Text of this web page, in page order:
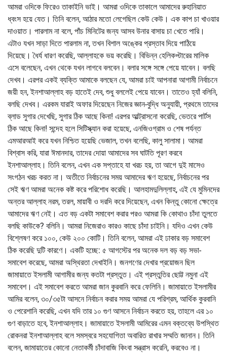
আমরা ওদিকে ফিরেও তাকাইনি ভাই। আমরা ওদিকে তাকালে আমাদের রুহানিয়াত
ধ্বংস হয়ে যেত। তিনি বলেন, আঠার মতো লেগেছিল কেউ কেউ। এক কাপ চা খাওয়ার
দাওয়াত। পারলাম না বলে, পাঁচ মিনিটের জন্য আসব উনার বাসায় চা খেতে পারি।
এটাও যখন সাড়া দিতে পারলাম না, তখন বিশাল অঙ্কের প্রস্তাব দিয়ে পাঠিয়ে
দিয়েছে। ধৈর্য ধারণ করেছি, আল্লাহকে ভয় করেছি। বিভিন্ন হেলিকপ্টারের মালিক
এসে বলেছেন, এখন থেকে যখন লাগবে বলবেন। বলার সঙ্গে সঙ্গে পেয়ে যাবেন। বলছি
দেখব। এরপর একই ব্যক্তি আমাকে বলছেন যে, আমরা চাই আপনারা আগামী নির্বাচনে
জয়ী হন, ইনশাআল্লাহ বড় হাতেই দেব, শুধু বললেই পেয়ে যাবেন। তাতেও হ্যাঁ বলিনি,
বলছি দেখব। এরকম যারাই অফার দিয়েছেন নিজের জ্ঞান-বুদ্ধি অনুযায়ী, প্রথমে তাদের
ব্লাড সুগার দেখেছি, সুগার ঠিক আছে কিনা! এরপর আল্ট্রাসনো করেছি, ভেতরে পার্টস
ঠিক আছে কিনা! সন্দেহ হলে সিটিস্ক্যান করা হয়েছে, এনজিওগ্রাম ও শেষ পর্যন্ত
এমআরআই করে যখন নিশ্চিত হয়েছি ভেজাল, তখন বলেছি, কালু সালামা। আমরা
বিশ্বাস করি, যারা ঈমানদার, তাদের দোয়া আমাদের সব ঘাটতি পূরণ করবে
ইনশাআল্লাহ। তিনি বলেন, এখন এক সপ্তাহে যা খরচ হয়, তা আগে দুই মাসেও
সংগঠন খরচ করত না। অতীতে নির্বাচনের সময় আমাদের ঋণ হয়েছে, নির্বাচনের পর
সেই ঋণ আমরা অনেক কষ্ট করে পরিশোধ করেছি। আলহামদুলিল্লাহ, এই যে মুমিনদের
অন্তর আল্লাহ নরম, তরল, মায়াবী ও দরদি করে দিয়েছেন, এখন কিন্তু কোনো ক্ষেত্রে
আমাদের ঋণ নেই। এত বড় একটা সমাবেশ করার পরও আমরা কি কোথাও চাঁদা তুলতে
বলছি কাউকে? বলিনি। আমরা নিজেরাও কারও কাছে চাঁদা চাইনি। যদিও এখন কেউ
বিশ্লেষণ করে ১০০, কেউ ২০০ কোটি। তিনি বলেন, আমরা এই ঢাকার বড় সমাবেশ
ঠিক করেছি দুটি কারণে। একটি হচ্ছে: ৫ আগস্টের পর অনেক দল বড় বড় সভা-
সমাবেশ করেছে, আমরা অস্থিরতা দেখাইনি। জনগণের দেখার প্রয়োজন ছিল
জামায়াতে ইসলামী আগামীর জন্য কতটা প্রস্তুত। এই প্রস্তুতির ছোট্ট নমুনা এই
সমাবেশ। এই সমাবেশ করতে আমরা জান কুরবানি করে ফেলিনি। জামায়াতে ইসলামীর
আমির বলেন, ৩০/৩৫টা আসনে নির্বাচন করার সময় আমরা যে পরিশ্রম, আর্থিক কুরবানি
ও পেরেশানি করেছি, এখন যদি তার ১০ গুণ আসনে নির্বাচন করতে হয়, তাহলে এর ১০
গুণ বাড়াতে হবে, ইনশাআল্লাহ। জামায়াতে ইসলামী আমিরের এমন বক্তব্যে উপস্থিত
রোকনরা ইনশাআল্লাহ বলে সমস্বরে সহযোগিতা অবারিত রাখার সম্মতি জানান। তিনি
বলেন, জামায়াতের কোনো নেতাকর্মী চাঁদাবাজি কিংবা সন্ত্রাস করেনি, করবেও না।